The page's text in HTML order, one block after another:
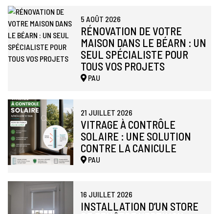
5 AOÛT 2026
RÉNOVATION DE VOTRE
MAISON DANS LE BÉARN : UN
SEUL SPÉCIALISTE POUR
TOUS VOS PROJETS
PAU
21 JUILLET 2026
VITRAGE À CONTRÔLE
SOLAIRE : UNE SOLUTION
CONTRE LA CANICULE
PAU
16 JUILLET 2026
INSTALLATION D’UN STORE